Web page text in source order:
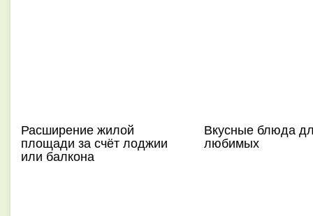
Расширение жилой
площади за счёт лоджии
или балкона
Вкусные блюда
любимых